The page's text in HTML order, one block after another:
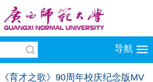
导航
育才之歌》90周年校庆纪念版MV